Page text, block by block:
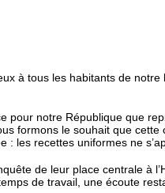
à tous les habitants de
pour notre République que
formons le souhait que
les recettes uniformes ne
de leur place centrale
de travail, une écoute